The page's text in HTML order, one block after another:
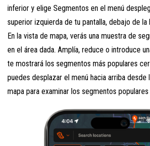
inferior y elige Segmentos en el menú
superior izquierda de tu pantalla, debajo de la
En la vista de mapa, verás una muestra de
en el área dada. Amplía, reduce o introduce
te mostrará los segmentos más populares
puedes desplazar el menú hacia arriba desde
mapa para examinar los segmentos